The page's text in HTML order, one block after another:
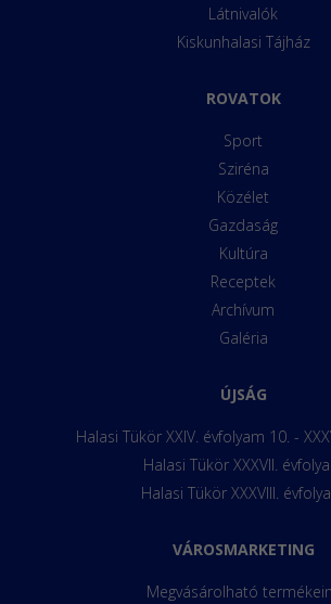
Látnivalók
Kiskunhalasi Tájház
ROVATOK
Sport
Sziréna
Közélet
Gazdaság
Kultúra
Receptek
Archívum
Galéria
ÚJSÁG
Halasi Tükör XXIV. évfolyam 10. -
Halasi Tükör XXXVII.
Halasi Tükör XXXVIII.
VÁROSMARKETING
Megvásárolható